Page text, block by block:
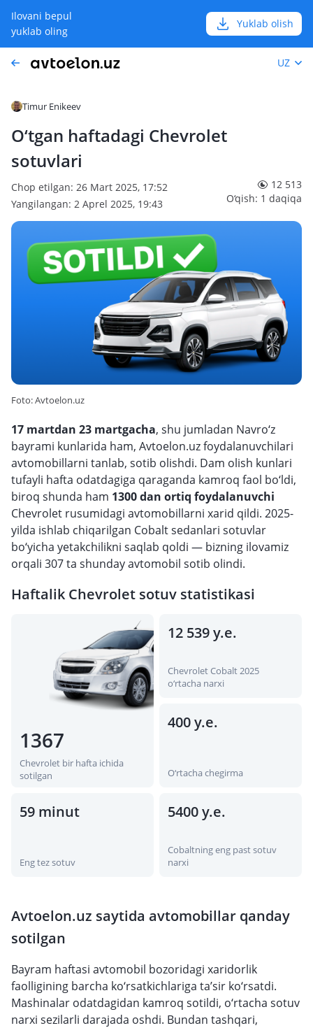
Ilovani bepul
yuklab oling
Yuklab olish
UZ
Timur Enikeev
O‘tgan haftadagi Chevrolet
sotuvlari
Chop etilgan: 26 Mart 2025, 17:52
Yangilangan: 2 Aprel 2025, 19:43
12 513
O‘qish: 1 daqiqa
Foto: Avtoelon.uz
17 martdan 23 martgacha, shu jumladan Navro‘z
bayrami kunlarida ham, Avtoelon.uz foydalanuvchilari
avtomobillarni tanlab, sotib olishdi. Dam olish kunlari
tufayli hafta odatdagiga qaraganda kamroq faol bo‘ldi,
biroq shunda ham 1300 dan ortiq foydalanuvchi
Chevrolet rusumidagi avtomobillarni xarid qildi. 2025-
yilda ishlab chiqarilgan Cobalt sedanlari sotuvlar
bo‘yicha yetakchilikni saqlab qoldi — bizning ilovamiz
orqali 307 ta shunday avtomobil sotib olindi.
Haftalik Chevrolet sotuv statistikasi
1367
Chevrolet bir hafta ichida
sotilgan
12 539 у.е.
Chevrolet Cobalt 2025
o‘rtacha narxi
400 у.е.
O‘rtacha chegirma
59 minut
Eng tez sotuv
5400 у.е.
Cobaltning eng past sotuv
narxi
Avtoelon.uz saytida avtomobillar qanday
sotilgan
Bayram haftasi avtomobil bozoridagi xaridorlik
faolligining barcha ko‘rsatkichlariga ta’sir ko‘rsatdi.
Mashinalar odatdagidan kamroq sotildi, o‘rtacha sotuv
narxi sezilarli darajada oshdi. Bundan tashqari,